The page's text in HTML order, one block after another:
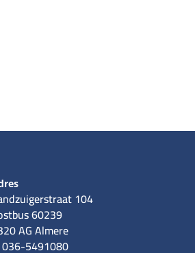
104
60239
AG Almere
036-5491080